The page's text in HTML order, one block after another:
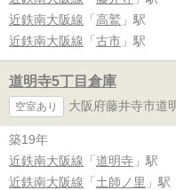
近鉄南大阪線 「 高鷲 」駅
近鉄南大阪線 「 古市 」駅
道明寺5丁目倉庫
空室あり 大阪府藤井寺市道
築19年
近鉄南大阪線 「 道明寺 」駅
近鉄南大阪線 「 土師ノ里 」駅